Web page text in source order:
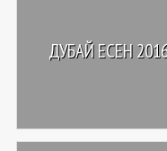
КОНТАКТИДУБАЙ ЕСЕН